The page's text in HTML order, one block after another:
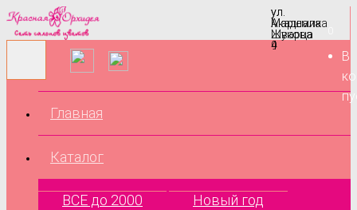
ул.
Маршала
Жукова
9
ул.
Академика
Шварца
4
В
Главная
Каталог
ВСЕ до 2000 Новый год